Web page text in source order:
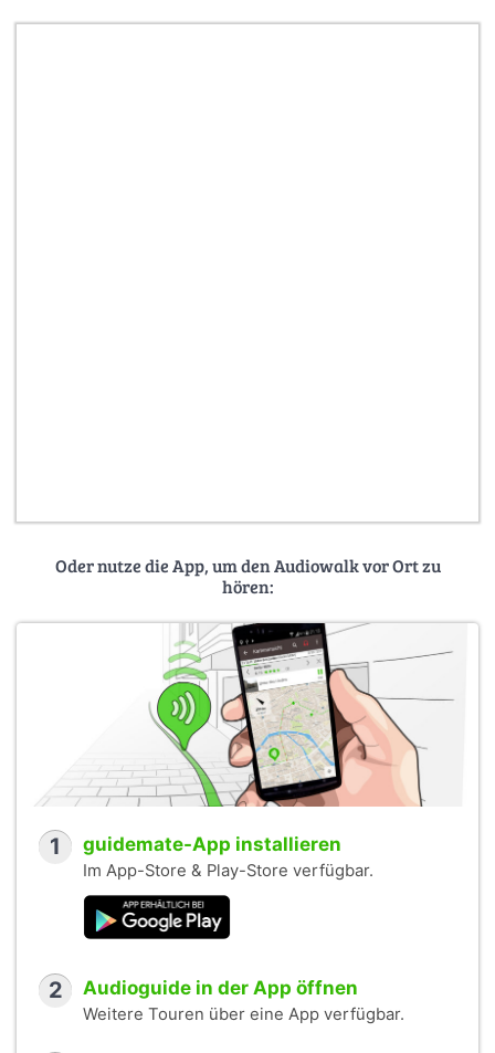
Oder nutze die App, um den Audiowalk vor Ort zu
hören:
1 guidemate-App installieren
Im App-Store & Play-Store verfügbar.
2 Audioguide in der App öffnen
Weitere Touren über eine App verfügbar.